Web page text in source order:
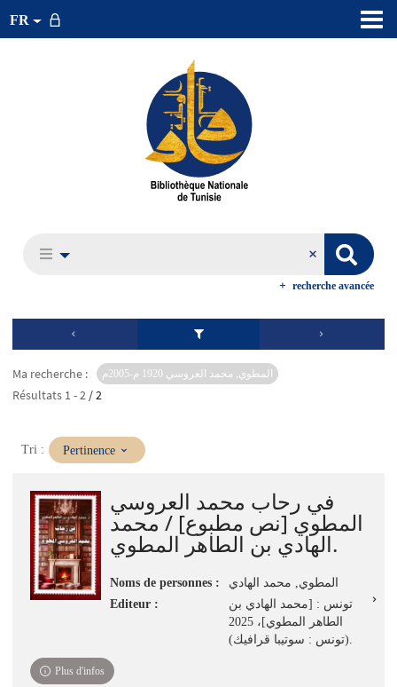
FR
recherche avancée
Ma recherche : المطوي, محمد العروسي 1920 م-2005م
Résultats 1 -2 / 2
Tri : (Mise
immédiate)
Pertinence
في رحاب محمد العروسي
المطوي [نص مطبوع] / محمد
الهادي بن الطاهر المطوي.
Noms de personnes :
المطوي, محمد الهادي
Editeur :
تونس : [محمد الهادي بن
الطاهر المطوي]، 2025
(تونس : سوتيبا قرافيك).
Plus d'infos